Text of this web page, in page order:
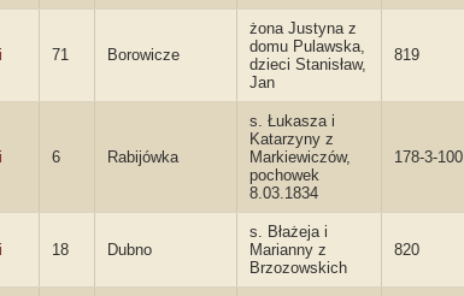
71 Borowicze
żona Justyna z
domu Pulawska,
dzieci Stanisław,
Jan
819
6 Rabijówka
s. Łukasza i
Katarzyny z
Markiewiczów,
pochowek
8.03.1834
178-3-100
18 Dubno
s. Błażeja i
Marianny z
Brzozowskich
820